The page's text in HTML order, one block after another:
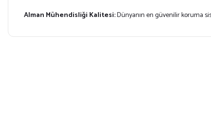
Alman Mühendisliği Kalitesi:Dünyanın en güvenilir koruma